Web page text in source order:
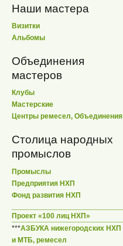
Наши мастера
Визитки
Альбомы
Объединения
мастеров
Клубы
Мастерские
Центры ремесел, Объединения
Столица народных
промыслов
Промыслы
Предприятия НХП
Фонд развития НХП
Проект «100 лиц НХП»
***АЗБУКА нижегородских НХП
и МТБ, ремесел